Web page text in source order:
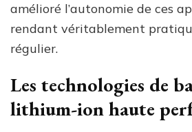
amélioré l’autonomie de ces
rendant véritablement
régulier.
Les technologies de
lithium-ion haute